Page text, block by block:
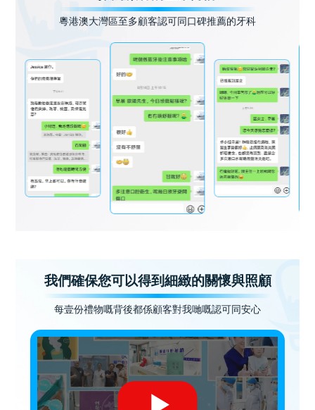
粵港澳大灣區至多顧客認可同口碑推薦的牙科
我們確保您可以得到細緻的關懷與照顧
每壹份禮物嘅背後都係顧客對我哋嘅認可同安心